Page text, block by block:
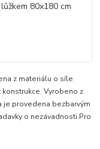
z materiálu o síle
Vyrobeno z
je provedena bezbarvým
o nezávadnosti.Pro